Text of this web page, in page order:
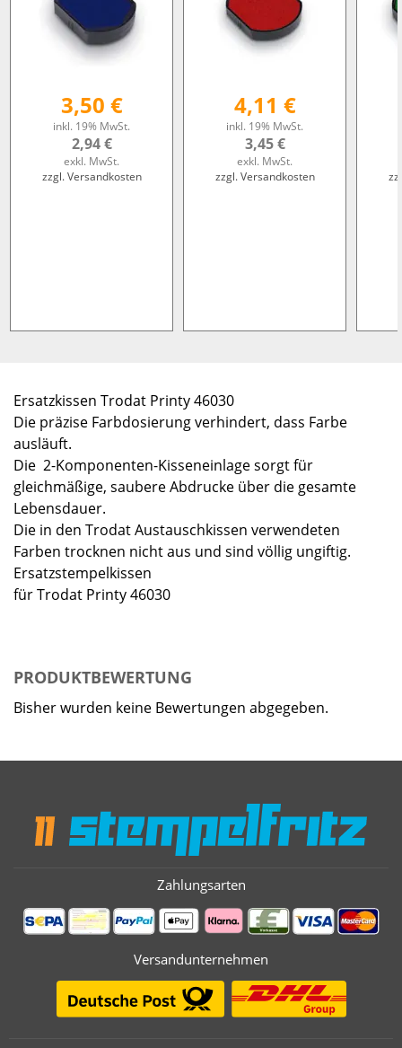
3,50 €
inkl. 19% MwSt.
2,94 €
exkl. MwSt.
zzgl. Versandkosten
4,11 €
inkl. 19% MwSt.
3,45 €
exkl. MwSt.
zzgl. Versandkosten
Ersatzkissen Trodat Printy 46030
Die präzise Farbdosierung verhindert, dass Farbe
ausläuft.
Die 2-Komponenten-Kisseneinlage sorgt für
gleichmäßige, saubere Abdrucke über die gesamte
Lebensdauer.
Die in den Trodat Austauschkissen verwendeten
Farben trocknen nicht aus und sind völlig ungiftig.
Ersatzstempelkissen
für Trodat Printy 46030
PRODUKTBEWERTUNG
Bisher wurden keine Bewertungen abgegeben.
Zahlungsarten
Versandunternehmen